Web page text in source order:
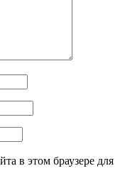
в этом браузере для